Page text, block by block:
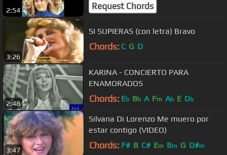
2:54 Request Chords
3:26
SI SUPIERAS (con letra) Bravo
Chords: C G D
2:48
KARINA - CONCIERTO PARA
ENAMORADOS
Chords: Eb Bb A Fm Ab E Db
3:47
Silvana Di Lorenzo Me muero por
estar contigo (VIDEO)
Chords: F# B C# Em Bm G D#m